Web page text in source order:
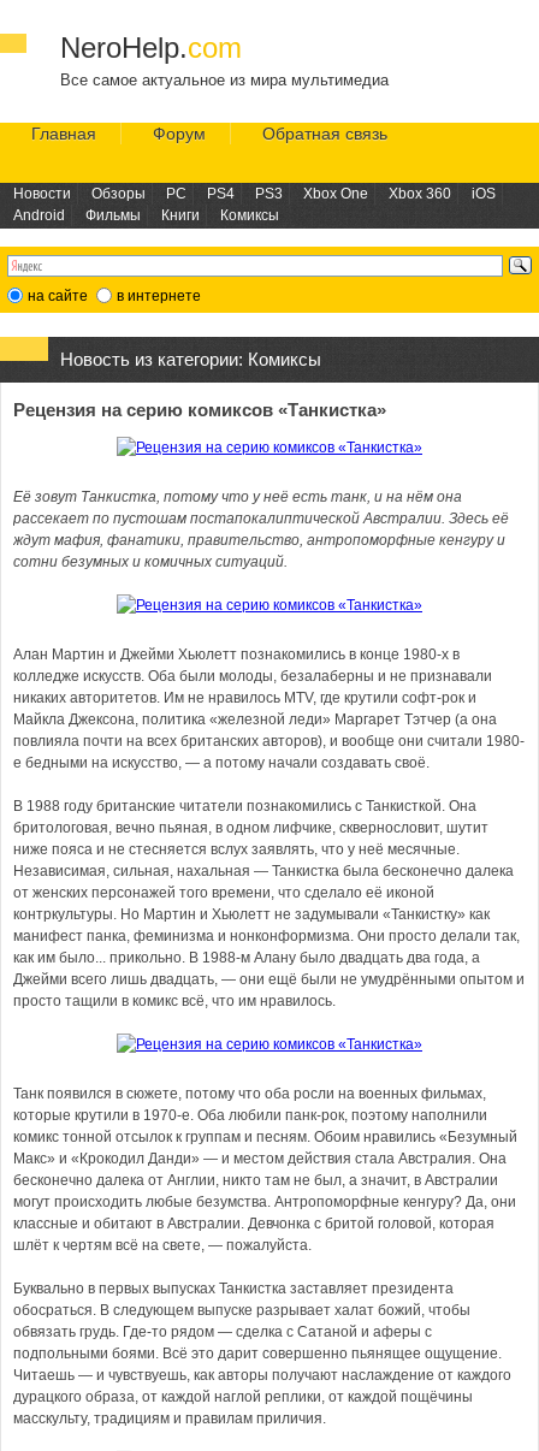
NeroHelp.com
Все самое актуальное из мира мультимедиа
Главная Форум Обратная связь
Новости Обзоры PC PS4 PS3 Xbox One Xbox 360
iOS
Android
Фильмы Книги Комиксы
на сайте в интернете
Новость из категории: Комиксы
Рецензия на серию комиксов «Танкистка»
Её зовут Танкистка, потому что у неё есть танк, и на нём она
рассекает по пустошам постапокалиптической Австралии. Здесь её
ждут мафия, фанатики, правительство, антропоморфные кенгуру и
сотни безумных и комичных ситуаций.
Алан Мартин и Джейми Хьюлетт познакомились в конце 1980-х в
колледже искусств. Оба были молоды, безалаберны и не признавали
никаких авторитетов. Им не нравилось MTV, где крутили софт-рок и
Майкла Джексона, политика «железной леди» Маргарет Тэтчер (а она
повлияла почти на всех британских авторов), и вообще они считали 1980-
е бедными на искусство, — а потому начали создавать своё.
В 1988 году британские читатели познакомились с Танкисткой. Она
бритологовая, вечно пьяная, в одном лифчике, сквернословит, шутит
ниже пояса и не стесняется вслух заявлять, что у неё месячные.
Независимая, сильная, нахальная — Танкистка была бесконечно далека
от женских персонажей того времени, что сделало её иконой
контркультуры. Но Мартин и Хьюлетт не задумывали «Танкистку» как
манифест панка, феминизма и нонконформизма. Они просто делали так,
как им было... прикольно. В 1988-м Алану было двадцать два года, а
Джейми всего лишь двадцать, — они ещё были не умудрёнными опытом и
просто тащили в комикс всё, что им нравилось.
Танк появился в сюжете, потому что оба росли на военных фильмах,
которые крутили в 1970-е. Оба любили панк-рок, поэтому наполнили
комикс тонной отсылок к группам и песням. Обоим нравились «Безумный
Макс» и «Крокодил Данди» — и местом действия стала Австралия. Она
бесконечно далека от Англии, никто там не был, а значит, в Австралии
могут происходить любые безумства. Антропоморфные кенгуру? Да, они
классные и обитают в Австралии. Девчонка с бритой головой, которая
шлёт к чертям всё на свете, — пожалуйста.
Буквально в первых выпусках Танкистка заставляет президента
обосраться. В следующем выпуске разрывает халат божий, чтобы
обвязать грудь. Где-то рядом — сделка с Сатаной и аферы с
подпольными боями. Всё это дарит совершенно пьянящее ощущение.
Читаешь — и чувствуешь, как авторы получают наслаждение от каждого
дурацкого образа, от каждой наглой реплики, от каждой пощёчины
масскульту, традициям и правилам приличия.